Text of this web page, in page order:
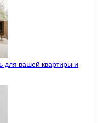
для вашей квартиры и